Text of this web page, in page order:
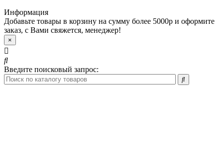
Информация
Добавьте товары в корзину на сумму более 5000р и оформите
заказ, с Вами свяжется, менеджер!
×
Введите поисковый запрос: